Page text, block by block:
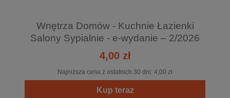
pasjonatów projektowania, poszukujących funkcjonalnych
i oryginalnych rozwiązań.
To źródło wiedzy i inspiracji, a także zakupowy przewodnik
dla osób ceniących styl oraz jakość. Na łamach magazynu
pojawią się stałe działy: salon, kuchnia, łazienka,
sypialnia, łącząc w sobie zamiłowanie do designu i
Wnętrza Domów - Kuchnie Łazienki
Salony Sypialnie - e-wydanie – 2/2026
4,00 zł
Najniższa cena z ostatnich 30 dni: 4,00 zł
Kup teraz